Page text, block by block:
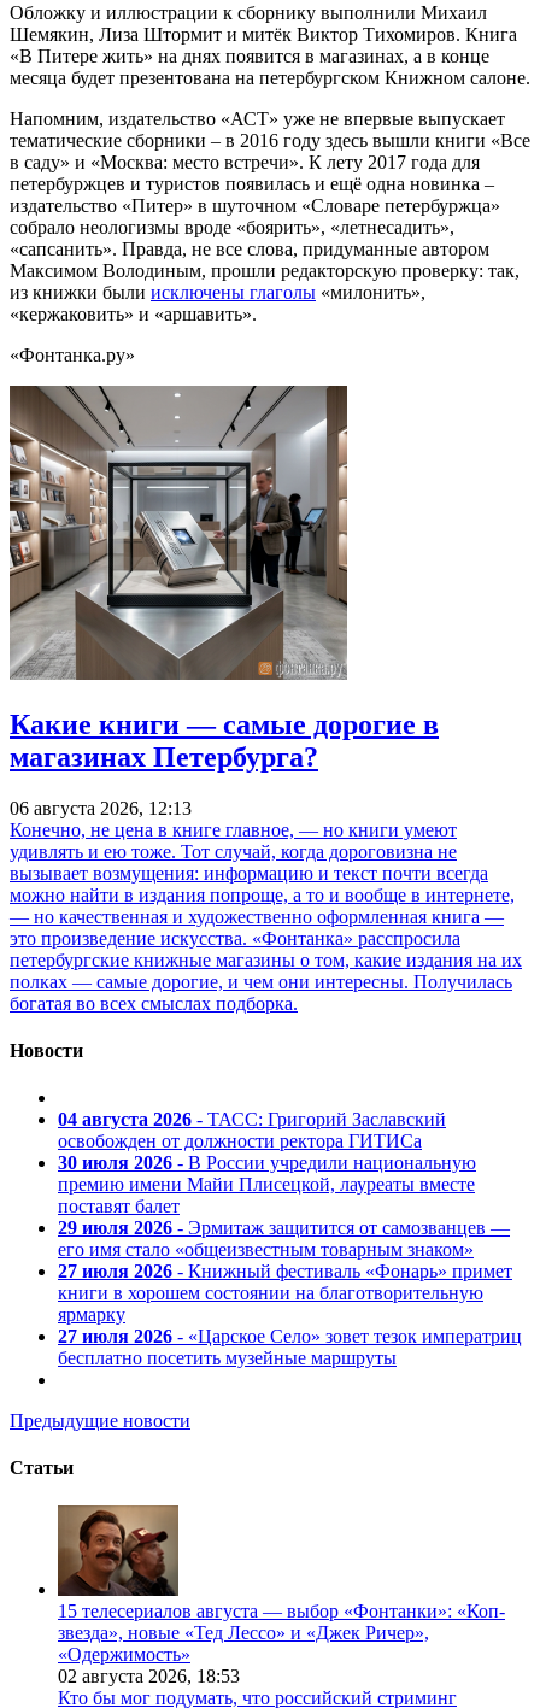
Обложку и иллюстрации к сборнику выполнили Михаил
Шемякин, Лиза Штормит и митёк Виктор Тихомиров. Книга
«В Питере жить» на днях появится в магазинах, а в конце
месяца будет презентована на петербургском Книжном салоне.
Напомним, издательство «АСТ» уже не впервые выпускает
тематические сборники – в 2016 году здесь вышли книги «Все
в саду» и «Москва: место встречи». К лету 2017 года для
петербуржцев и туристов появилась и ещё одна новинка –
издательство «Питер» в шуточном «Словаре петербуржца»
собрало неологизмы вроде «боярить», «летнесадить»,
«сапсанить». Правда, не все слова, придуманные автором
Максимом Володиным, прошли редакторскую проверку: так,
из книжки были исключены глаголы «милонить»,
«кержаковить» и «аршавить».
«Фонтанка.ру»
Какие книги — самые дорогие в
магазинах Петербурга?
06 августа 2026, 12:13
Конечно, не цена в книге главное, — но книги умеют
удивлять и ею тоже. Тот случай, когда дороговизна не
вызывает возмущения: информацию и текст почти всегда
можно найти в издания попроще, а то и вообще в интернете,
— но качественная и художественно оформленная книга —
это произведение искусства. «Фонтанка» расспросила
петербургские книжные магазины о том, какие издания на их
полках — самые дорогие, и чем они интересны. Получилась
богатая во всех смыслах подборка.
Новости
04 августа 2026 - ТАСС: Григорий Заславский
освобожден от должности ректора ГИТИСа
30 июля 2026 - В России учредили национальную
премию имени Майи Плисецкой, лауреаты вместе
поставят балет
29 июля 2026 - Эрмитаж защитится от самозванцев —
его имя стало «общеизвестным товарным знаком»
27 июля 2026 - Книжный фестиваль «Фонарь» примет
книги в хорошем состоянии на благотворительную
ярмарку
27 июля 2026 - «Царское Село» зовет тезок императриц
бесплатно посетить музейные маршруты
Предыдущие новости
Статьи
15 телесериалов августа — выбор «Фонтанки»: «Коп-
звезда», новые «Тед Лессо» и «Джек Ричер»,
«Одержимость»
02 августа 2026, 18:53
Кто бы мог подумать, что российский стриминг